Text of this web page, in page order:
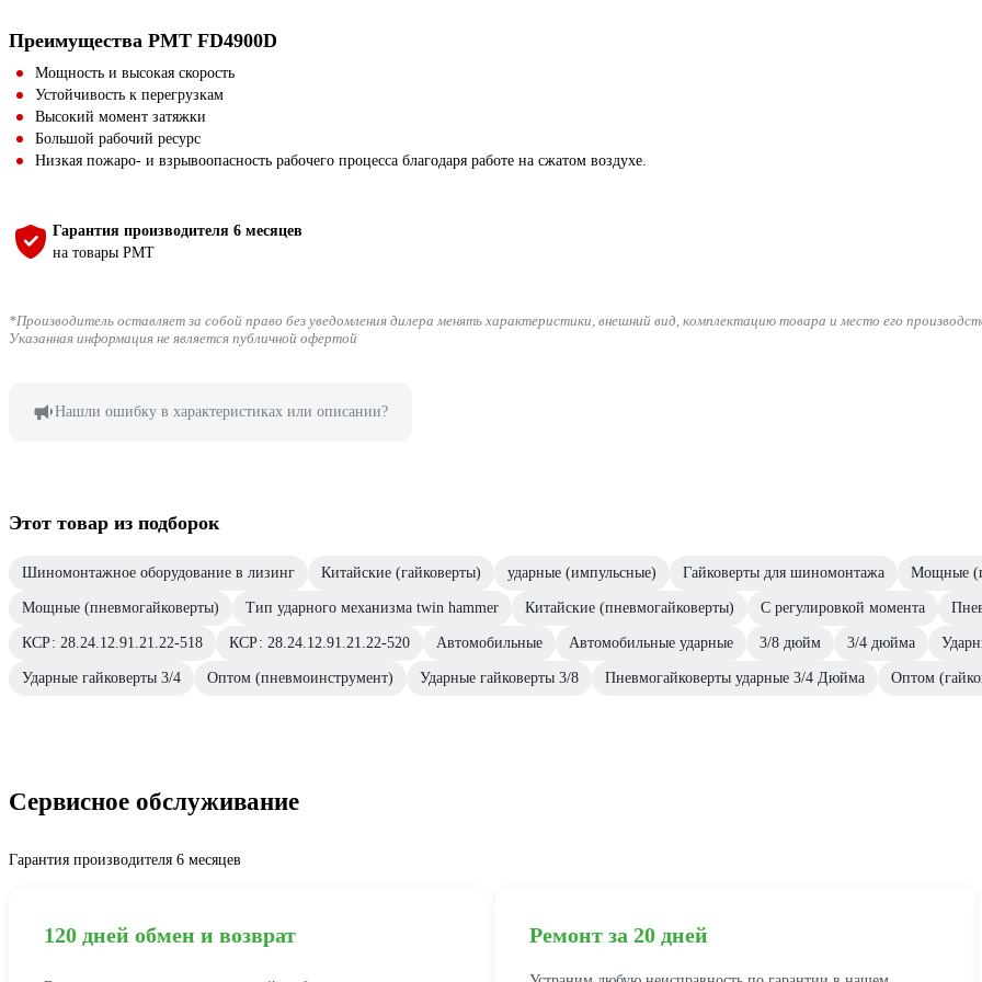
Преимущества РМТ FD4900D
Мощность и высокая скорость
Устойчивость к перегрузкам
Высокий момент затяжки
Большой рабочий ресурс
Низкая пожаро- и взрывоопасность рабочего процесса благодаря работе на сжатом воздухе.
Гарантия производителя 6 месяцев
на товары РМТ
*Производитель оставляет за собой право без уведомления дилера менять характеристики, внешний вид, комплектацию товара и место его
Указанная информация не является публичной офертой
Нашли ошибку в характеристиках или описании?
Этот товар из подборок
Шиномонтажное оборудование в лизинг Китайские (гайковерты) ударные (импульсные) Гайковерты для шиномонтажа Мощные
Мощные (пневмогайковерты) Тип ударного механизма twin hammer Китайские (пневмогайковерты) С регулировкой момента
КСР: 28.24.12.91.21.22-518 КСР: 28.24.12.91.21.22-520 Автомобильные Автомобильные ударные 3/8 дюйм 3/4 дюйма
Ударные гайковерты 3/4 Оптом (пневмоинструмент) Ударные гайковерты 3/8 Пневмогайковерты ударные 3/4 Дюйма Оптом
Сервисное обслуживание
Гарантия производителя 6 месяцев
120 дней обмен и возврат Ремонт за 20 дней